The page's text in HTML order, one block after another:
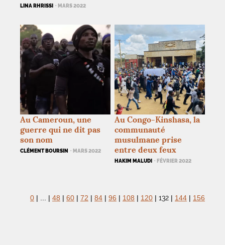
LINA RHRISSI · MARS 2022
Au Cameroun, une
guerre qui ne dit pas
son nom
CLÉMENT BOURSIN · MARS 2022
Au Congo-Kinshasa, la
communauté
musulmane prise
entre deux feux
HAKIM MALUDI · FÉVRIER 2022
0 | | 48 | 60 | 72 | 84 | 96 | 108 | 120 | 132 | 144 | 156